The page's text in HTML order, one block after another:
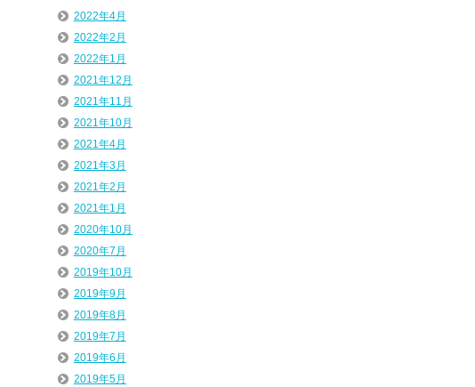
2022年4月
2022年2月
2022年1月
2021年12月
2021年11月
2021年10月
2021年4月
2021年3月
2021年2月
2021年1月
2020年10月
2020年7月
2019年10月
2019年9月
2019年8月
2019年7月
2019年6月
2019年5月